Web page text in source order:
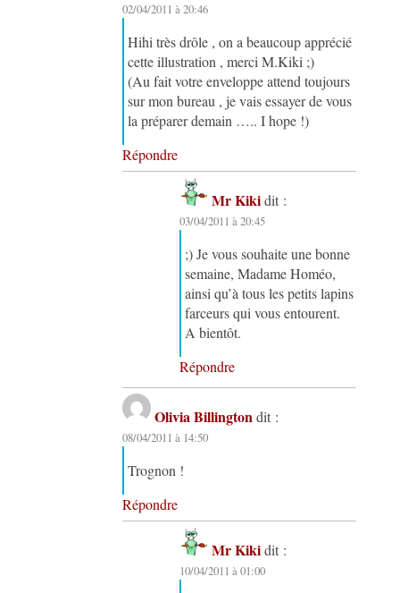
02/04/2011 à 20:46
Hihi très drôle , on a beaucoup apprécié
cette illustration , merci M.Kiki ;)
(Au fait votre enveloppe attend toujours
sur mon bureau , je vais essayer de vous
la préparer demain ….. I hope !)
Répondre
Mr Kiki dit :
03/04/2011 à 20:45
;) Je vous souhaite une bonne
semaine, Madame Homéo,
ainsi qu’à tous les petits lapins
farceurs qui vous entourent.
A bientôt.
Répondre
Olivia Billington dit :
08/04/2011 à 14:50
Trognon !
Répondre
Mr Kiki dit :
10/04/2011 à 01:00